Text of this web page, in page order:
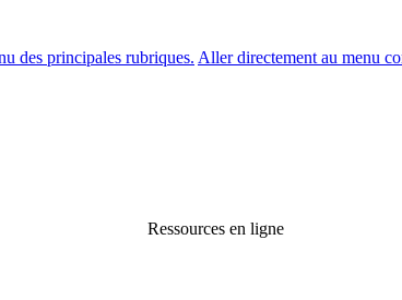
des principales rubriques. Aller directement au menu
Ressources en ligne